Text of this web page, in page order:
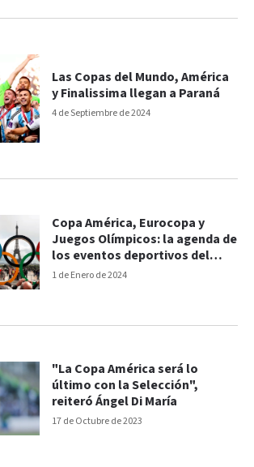
4 de Septiembre de 2024
Las Copas del Mundo, América
y Finalissima llegan a Paraná
1 de Enero de 2024
Copa América, Eurocopa y
Juegos Olímpicos: la agenda de
los eventos deportivos del
2024
17 de Octubre de 2023
"La Copa América será lo
último con la Selección",
reiteró Ángel Di María